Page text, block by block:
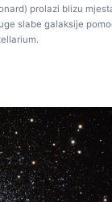
prolazi blizu
slabe galaksije